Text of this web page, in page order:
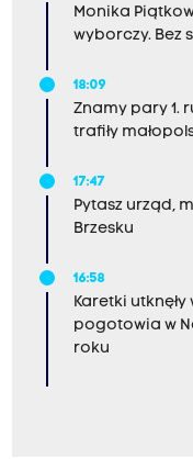
Monika
wyborczy. Bez
18:09
Znamy pary 1.
trafiły
17:47
Pytasz urząd,
Brzesku
16:58
Karetki
pogotowia w
roku